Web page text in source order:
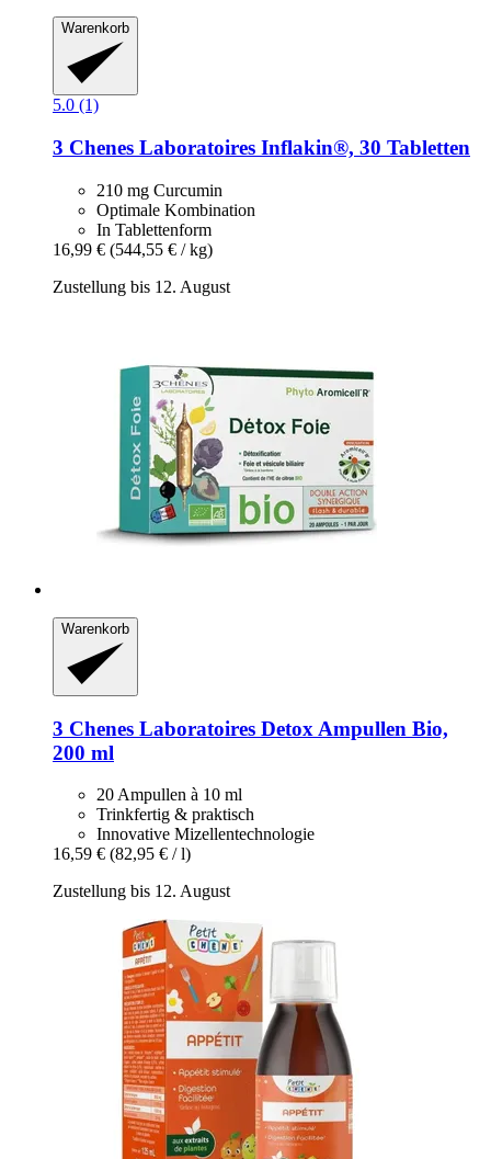
Warenkorb
5.0 (1)
3 Chenes Laboratoires Inflakin®, 30 Tabletten
210 mg Curcumin
Optimale Kombination
In Tablettenform
16,99 € (544,55 € / kg)
Zustellung bis 12. August
Warenkorb
3 Chenes Laboratoires Detox Ampullen Bio,
200 ml
20 Ampullen à 10 ml
Trinkfertig & praktisch
Innovative Mizellentechnologie
16,59 € (82,95 € / l)
Zustellung bis 12. August